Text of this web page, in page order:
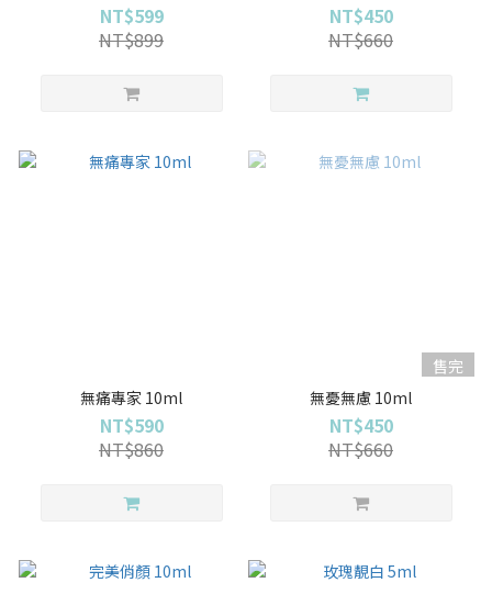
NT$599
NT$899
NT$450
NT$660
無痛專家 10ml
NT$590
NT$860
售完
無憂無慮 10ml
NT$450
NT$660